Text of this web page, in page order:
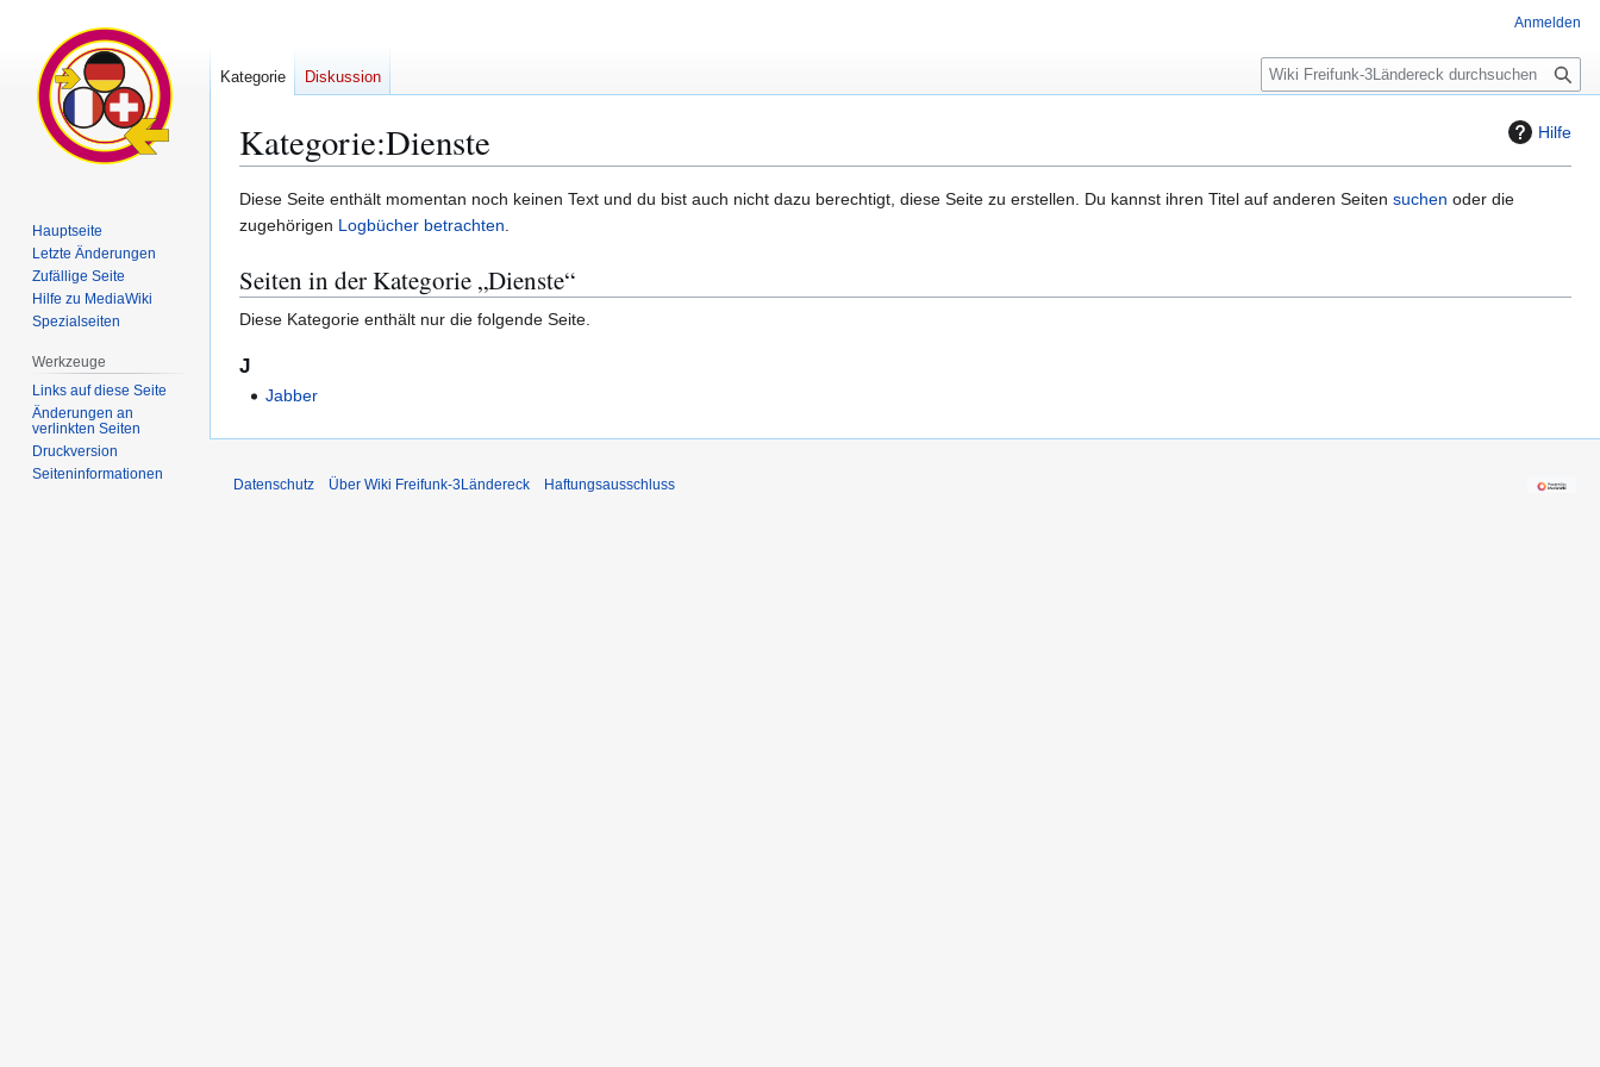
Hilfe
Kategorie:Dienste
Zur
Navigation
Zur
Suche
Diese Seite enthält momentan noch keinen Text und du bist auch nicht dazu berechtigt, diese Seite zu erstellen. Du kannst ihren Titel auf anderen Seiten suchen oder die
zugehörigen Logbücher betrachten.
Seiten in der Kategorie „Dienste“
Diese Kategorie enthält nur die folgende Seite.
J
Jabber
Anmelden
Kategorie Diskussion
S
u
e
Hauptseite
Letzte Änderungen
Zufällige Seite
Hilfe zu MediaWiki
Spezialseiten
Werkzeuge
Links auf diese Seite
Änderungen an
verlinkten Seiten
Druckversion
Seiten­­informationen
Datenschutz Über Wiki Freifunk-3Ländereck Haftungsausschluss